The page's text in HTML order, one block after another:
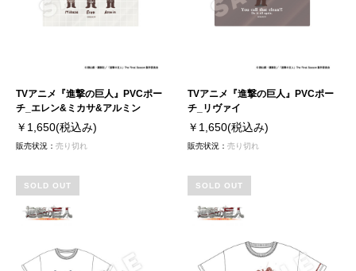
TVアニメ『進撃の巨人』PVCポー
チ_エレン&ミカサ&アルミン
￥1,650(税込み)
販売状況： 売り切れ
TVアニメ『進撃の巨人』PVCポー
チ_リヴァイ
￥1,650(税込み)
販売状況：売り切れ
SOLD OUT SOLD OUT